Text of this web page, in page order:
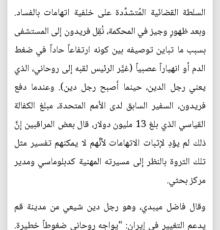
السلطة القضائية المُتشدِّدة على خلفية اتهامات بالفساد.
وبعد ظهورٍ وجيز في المحكمة، نُقِل فريدون إلى المستشفى
بسبب ما تباين توصيفه بين كونه ارتفاعاً حاداً في ضغط
الدم أو انهياراً عصبياً (غيَّر الرئيس لقبه إلى روحاني، الذي
يعني رجل الدين، حينما أصبح رجل دين). وعندما دفع
فريدون، السفير السابق لدى الأمم المتحدة، مبلغ الكفالة
القياسي الذي بلغ 13 مليون دولار، قال بعض المراقبين إنَّ
ذلك لم يؤدِ لإثبات الاتهامات لأنَّهم لا يمكنهم تفسير مثل
تلك الثروة بالنظر إلى مسيرته المهنية كدبلوماسي ومدير
مركز بحثي.
وقال فاضل ميبدي، وهو رجل دين شيعي من مدينة قم
يدعم التغيير في إيران: "يواجه روحاني ضغوطاً خطيرة.